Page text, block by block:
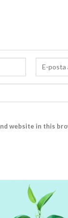
website in this